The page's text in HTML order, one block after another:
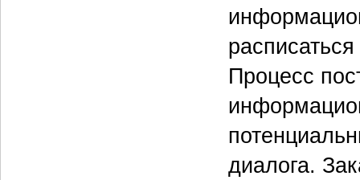
Процесс
диалога.